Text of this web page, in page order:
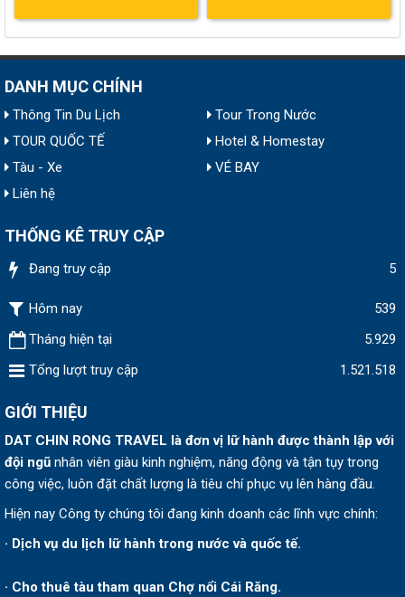
DANH MỤC CHÍNH
Thông Tin Du Lịch
Tour Trong Nước
TOUR QUỐC TẾ
Hotel & Homestay
Tàu - Xe
VÉ BAY
Liên hệ
THỐNG KÊ TRUY CẬP
Đang truy cập 5
Hôm nay
539
Tháng hiện tại
5.929
Tổng lượt truy cập
1.521.518
GIỚI THIỆU
DAT CHIN RONG TRAVEL là đơn vị lữ hành được thành lập với
đội ngũ nhân viên giàu kinh nghiệm, năng động và tận tụy trong
công việc, luôn đặt chất lượng là tiêu chí phục vụ lên hàng đầu.
Hiện nay Công ty chúng tôi đang kinh doanh các lĩnh vực chính:
· Dịch vụ du lịch lữ hành trong nước và quốc tế.
· Cho thuê tàu tham quan Chợ nổi Cái Răng.